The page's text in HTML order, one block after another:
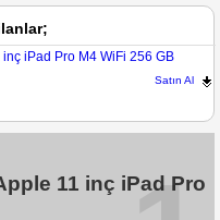
iPad Pro M4 WiFi 256 GB
Satın Al
11 inç iPad Pro